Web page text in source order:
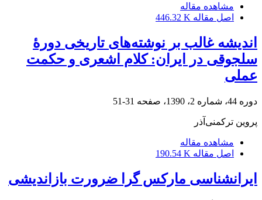
مشاهده مقاله
اصل مقاله 446.32 K
اندیشه غالب بر نوشته‌های تاریخی دورۀ
سلجوقی در ایران: کلام اشعری و حکمت
عملی
دوره 44، شماره 2، 1390، صفحه 31-51
پروین ترکمنی‌آذر
مشاهده مقاله
اصل مقاله 190.54 K
ایرانشناسی مارکس گرا ضرورت بازاندیشی